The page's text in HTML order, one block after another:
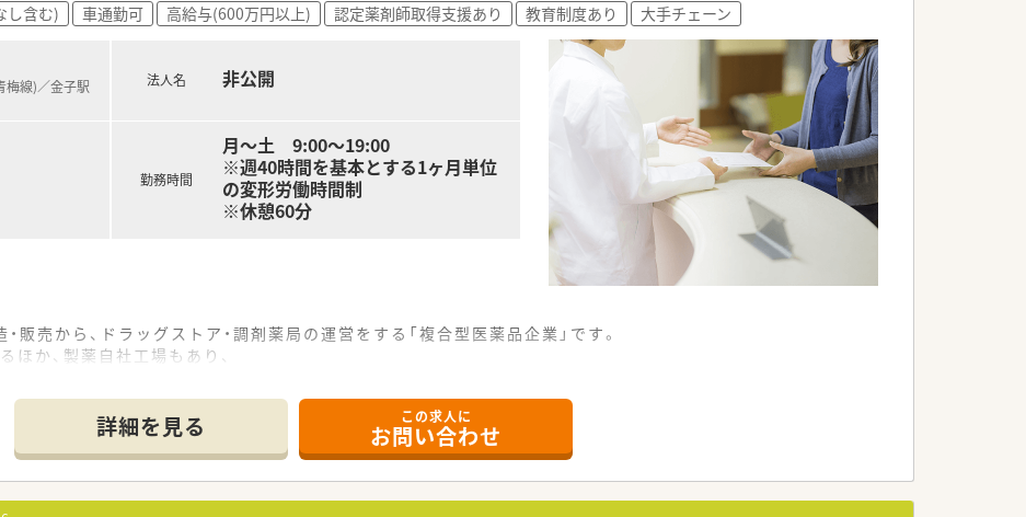
し含む) 車通勤可 高給与(600万円以上) 認定薬剤師取得支援あり 教育制度あり 大手チェーン
梅線)／金子駅 法人名 非公開
勤務時間
月～土 9:00～19:00
※週40時間を基本とする1ヶ月単位
の変形労働時間制
※休憩60分
販売から、ドラッグストア・調剤薬局の運営をする「複合型医薬品企業」です。
か、製薬自社工場もあり、
を出店。
、調剤単独店の3パターンの店舗形態がございます。
クリニックモール型、医療ヴィレッジ型、
内で多様な店舗で経験を積むことが可能です。
詳細を見る この求人に
お問い合わせ